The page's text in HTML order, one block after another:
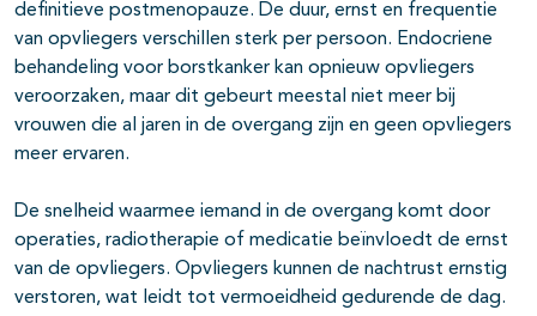
definitieve postmenopauze. De duur, ernst en frequentie
van opvliegers verschillen sterk per persoon. Endocriene
behandeling voor borstkanker kan opnieuw opvliegers
veroorzaken, maar dit gebeurt meestal niet meer bij
vrouwen die al jaren in de overgang zijn en geen opvliegers
meer ervaren.
De snelheid waarmee iemand in de overgang komt door
operaties, radiotherapie of medicatie beïnvloedt de ernst
van de opvliegers. Opvliegers kunnen de nachtrust ernstig
verstoren, wat leidt tot vermoeidheid gedurende de dag.